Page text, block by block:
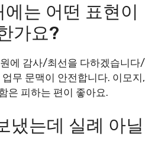
에는 어떤 표현이
가요?
에 감사/최선을 다하겠습니다/
업무 문맥이 안전합니다. 이모지,
은 피하는 편이 좋아요.
냈는데 실례 아닐